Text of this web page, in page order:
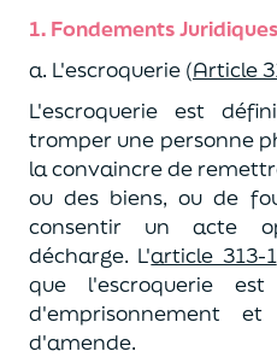
1. Fondements Juridiques
a. L'escroquerie (Article
L'escroquerie est
tromper une personne
la convaincre de
ou des biens, ou de
consentir un acte
décharge. L'article 313-1
que l'escroquerie
d'emprisonnement
d'amende.